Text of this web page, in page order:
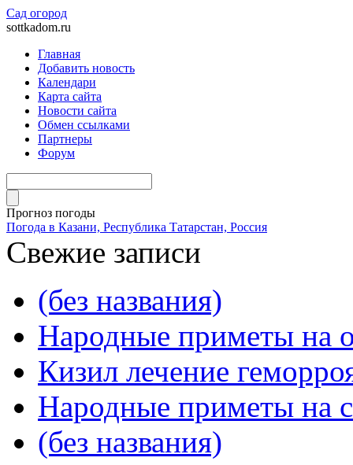
Сад огород
sottkadom.ru
Главная
Добавить новость
Календари
Карта сайта
Новости сайта
Обмен ссылками
Партнеры
Форум
Прогноз погоды
Погода в Казани, Республика Татарстан, Россия
Свежие записи
(без названия)
Народные приметы на
Кизил лечение
Народные приметы на
(без названия)